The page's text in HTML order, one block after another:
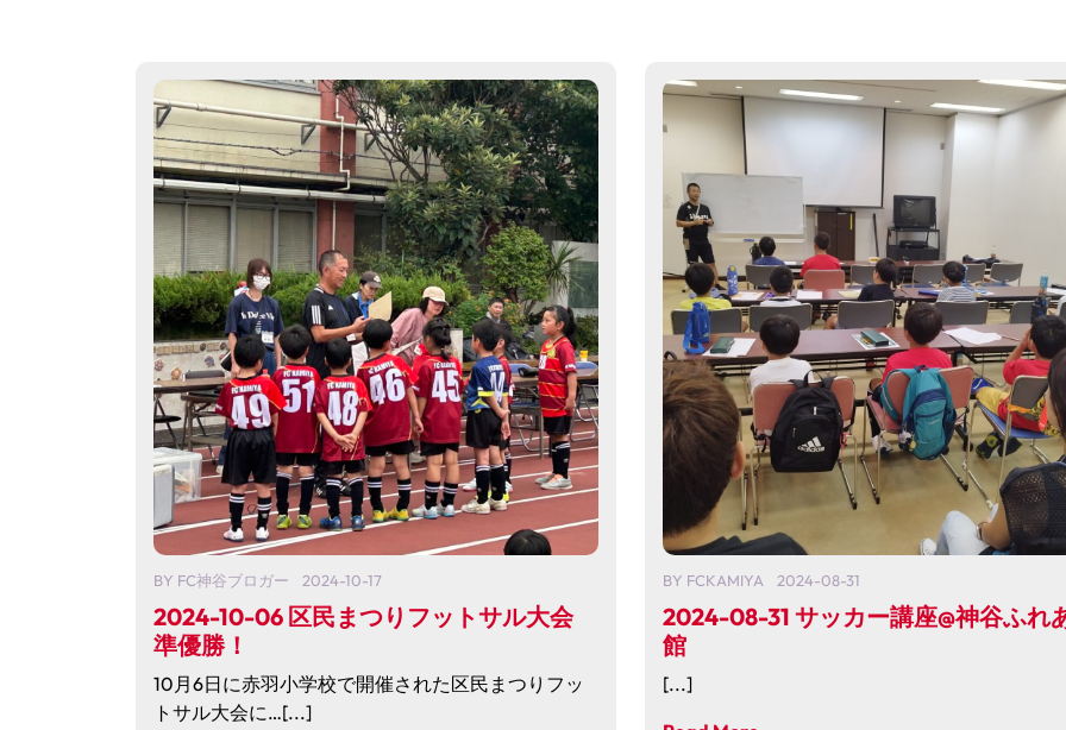
BY FC神谷ブロガー 2024-10-17
2024-10-06 区民まつりフットサル大会
準優勝！
10月6日に赤羽小学校で開催された区民まつりフッ
トサル大会に…[...]
BY FCKAMIYA 2024-08-31
2024-08-31 サッカー講座@神谷ふれ
館
[...]